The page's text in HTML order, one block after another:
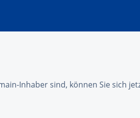
Inhaber sind, können Sie sich